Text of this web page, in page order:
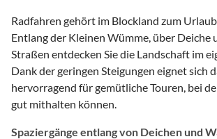
Radfahren gehört im Blockland zum Urlaub
Entlang der Kleinen Wümme, über Deiche
Straßen entdecken Sie die Landschaft im
Dank der geringen Steigungen eignet sich
hervorragend für gemütliche Touren, bei
gut mithalten können.
Spaziergänge entlang von Deichen und